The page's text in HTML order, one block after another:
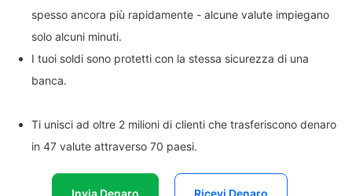
spesso ancora più rapidamente - alcune valute impiegano
solo alcuni minuti.
I tuoi soldi sono protetti con la stessa sicurezza di una
banca.
Ti unisci ad oltre 2 milioni di clienti che trasferiscono denaro
in 47 valute attraverso 70 paesi.
Invia Denaro Ricevi Denaro